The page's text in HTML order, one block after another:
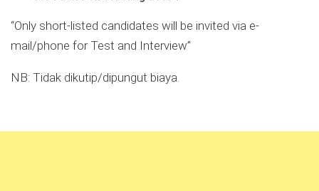
“Only short-listed candidates will be invited via e-
mail/phone for Test and Interview”
NB: Tidak dikutip/dipungut biaya.